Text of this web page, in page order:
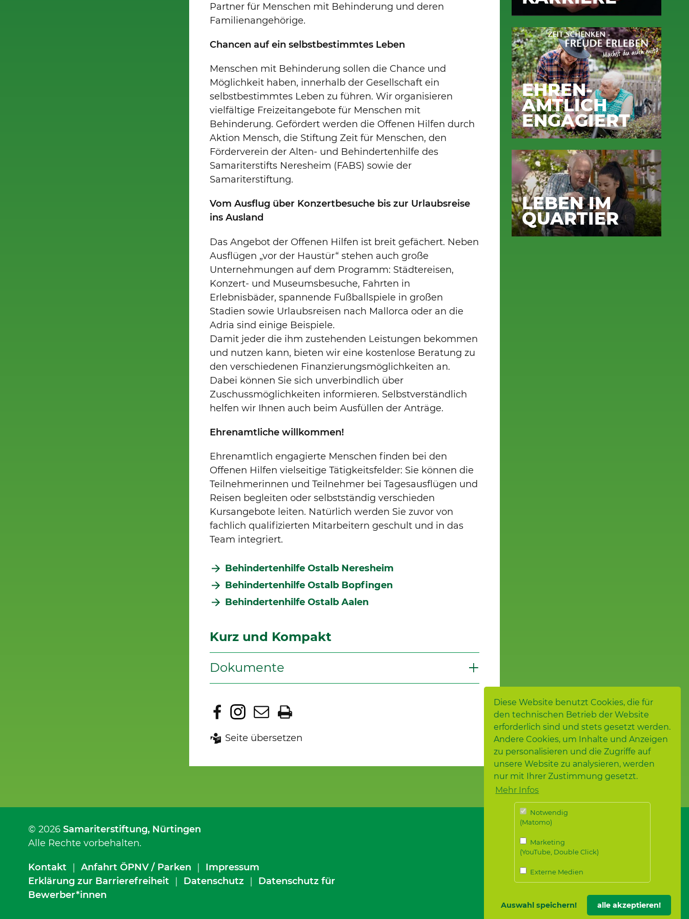
Diese Website benutzt Cookies, die für
den technischen Betrieb der Website
erforderlich sind und stets gesetzt werden.
Andere Cookies, um Inhalte und Anzeigen
zu personalisieren und die Zugriffe auf
unsere Website zu analysieren, werden
nur mit Ihrer Zustimmung gesetzt.
Mehr Infos
Notwendig
(Matomo)
Marketing
(YouTube, Double Click)
Externe Medien
Auswahl speichern! alle akzeptieren!
Partner für Menschen mit Behinderung und deren
Familienangehörige.
Chancen auf ein selbstbestimmtes Leben
Menschen mit Behinderung sollen die Chance und
Möglichkeit haben, innerhalb der Gesellschaft ein
selbstbestimmtes Leben zu führen. Wir organisieren
vielfältige Freizeitangebote für Menschen mit
Behinderung. Gefördert werden die Offenen Hilfen durch
Aktion Mensch, die Stiftung Zeit für Menschen, den
Förderverein der Alten- und Behindertenhilfe des
Samariterstifts Neresheim (FABS) sowie der
Samariterstiftung.
Vom Ausflug über Konzertbesuche bis zur Urlaubsreise
ins Ausland
Das Angebot der Offenen Hilfen ist breit gefächert. Neben
Ausflügen „vor der Haustür“ stehen auch große
Unternehmungen auf dem Programm: Städtereisen,
Konzert- und Museumsbesuche, Fahrten in
Erlebnisbäder, spannende Fußballspiele in großen
Stadien sowie Urlaubsreisen nach Mallorca oder an die
Adria sind einige Beispiele.
Damit jeder die ihm zustehenden Leistungen bekommen
und nutzen kann, bieten wir eine kostenlose Beratung zu
den verschiedenen Finanzierungsmöglichkeiten an.
Dabei können Sie sich unverbindlich über
Zuschussmöglichkeiten informieren. Selbstverständlich
helfen wir Ihnen auch beim Ausfüllen der Anträge.
Ehrenamtliche willkommen!
Ehrenamtlich engagierte Menschen finden bei den
Offenen Hilfen vielseitige Tätigkeitsfelder: Sie können die
Teilnehmerinnen und Teilnehmer bei Tagesausflügen und
Reisen begleiten oder selbstständig verschieden
Kursangebote leiten. Natürlich werden Sie zuvor von
fachlich qualifizierten Mitarbeitern geschult und in das
Team integriert.
Behindertenhilfe Ostalb Neresheim
Behindertenhilfe Ostalb Bopfingen
Behindertenhilfe Ostalb Aalen
Kurz und Kompakt
Dokumente
Seite übersetzen
EHREN-
AMTLICH
ENGAGIERT
LEBEN IM
QUARTIER
© 2026 Samariterstiftung, Nürtingen
Alle Rechte vorbehalten.
Kontakt ｜ Anfahrt ÖPNV / Parken ｜ Impressum
Erklärung zur Barrierefreiheit ｜ Datenschutz ｜ Datenschutz für
Bewerber*innen